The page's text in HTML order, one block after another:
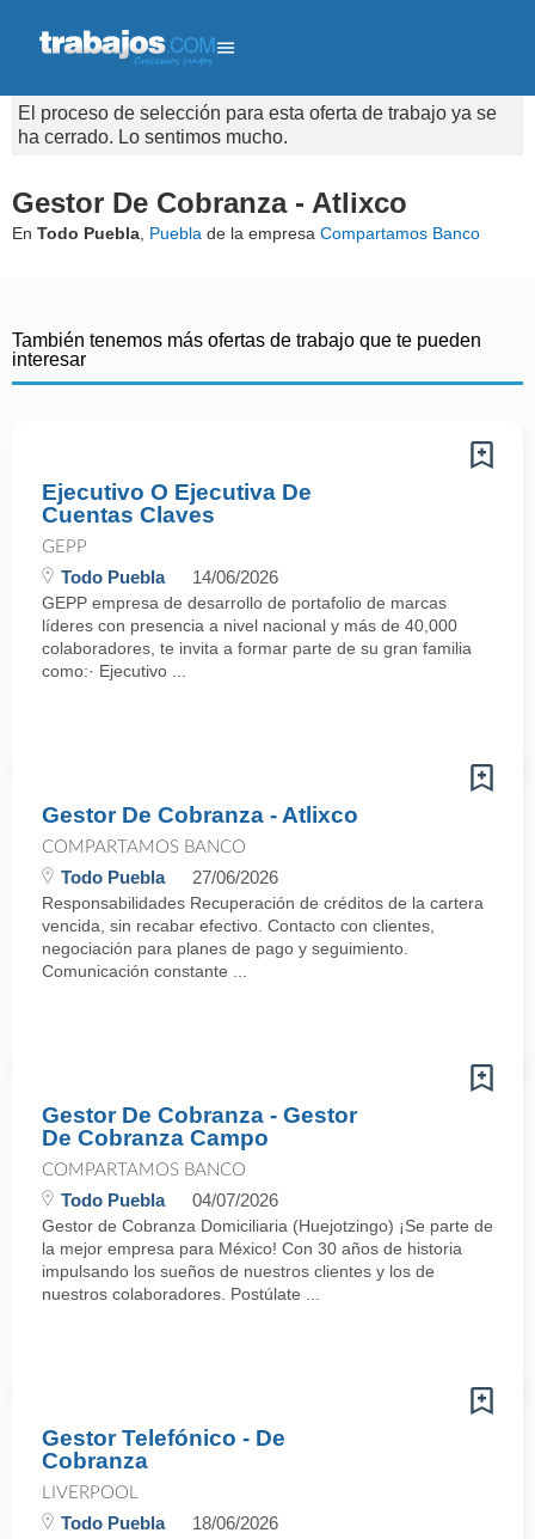
El proceso de selección para esta oferta de trabajo ya se
ha cerrado. Lo sentimos mucho.
Gestor De Cobranza - Atlixco
En Todo Puebla Puebla de la empresa Compartamos Banco
También tenemos más ofertas de trabajo que te pueden
interesar
Ejecutivo O Ejecutiva De
Cuentas Claves
GEPP
Todo Puebla 14/06/2026
GEPP empresa de desarrollo de portafolio de marcas
líderes con presencia a nivel nacional y más de 40,000
colaboradores, te invita a formar parte de su gran familia
como:· Ejecutivo ...
Gestor De Cobranza - Atlixco
COMPARTAMOS BANCO
Todo Puebla 27/06/2026
Responsabilidades Recuperación de créditos de la cartera
vencida, sin recabar efectivo. Contacto con clientes,
negociación para planes de pago y seguimiento.
Comunicación constante ...
Gestor De Cobranza - Gestor
De Cobranza Campo
COMPARTAMOS BANCO
Todo Puebla 04/07/2026
Gestor de Cobranza Domiciliaria (Huejotzingo) ¡Se parte de
la mejor empresa para México! Con 30 años de historia
impulsando los sueños de nuestros clientes y los de
nuestros colaboradores. Postúlate ...
Gestor Telefónico - De
Cobranza
LIVERPOOL
Todo Puebla 18/06/2026